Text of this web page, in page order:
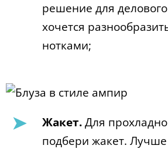
решение для
хочется
нотками;
Жакет.Для
подбери жакет. Лучше